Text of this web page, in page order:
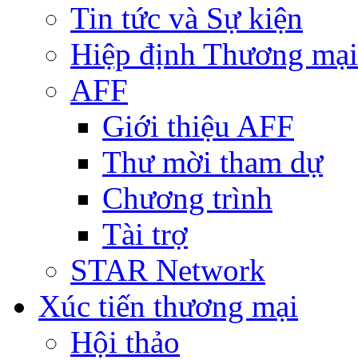
Tin tức và Sự kiện
Hiệp định Thương
AFF
Giới thiệu AFF
Thư mời tham dự
Chương trình
Tài trợ
STAR Network
Xúc tiến thương mại
Hội thảo